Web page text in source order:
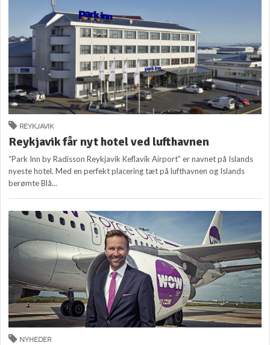
REYKJAVIK
Reykjavik får nyt hotel ved lufthavnen
“Park Inn by Radisson Reykjavik Keflavik Airport” er navnet på Islands
nyeste hotel. Med en perfekt placering tæt på lufthavnen og Islands
berømte Blå...
NYHEDER